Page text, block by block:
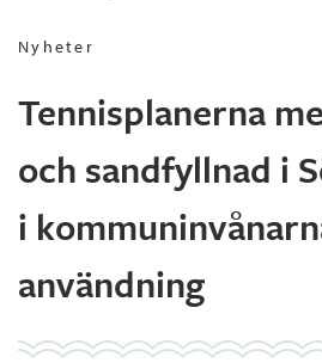
Nyheter
Tennisplanerna
och sandfyllnad i
i
användning